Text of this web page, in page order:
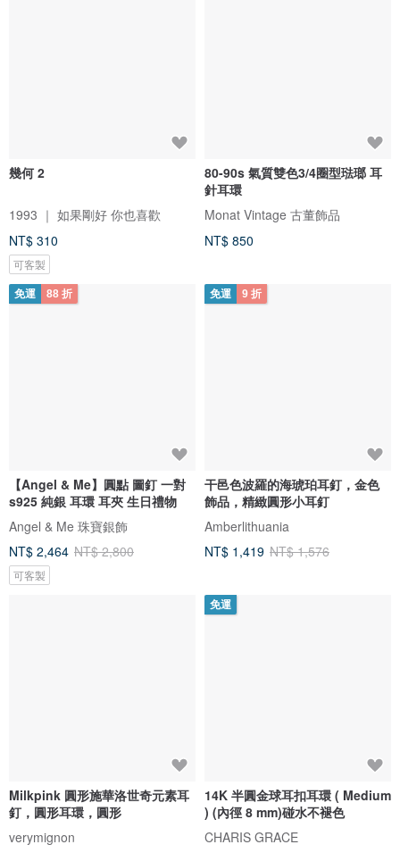
幾何 2
1993 ｜ 如果剛好 你也喜歡
NT$ 310
可客製
80-90s 氣質雙色3/4圈型琺瑯 耳
針耳環
Monat Vintage 古董飾品
NT$ 850
免運 88 折
【Angel & Me】圓點 圖釘 一對
s925 純銀 耳環 耳夾 生日禮物
Angel & Me 珠寶銀飾
NT$ 2,464 NT$ 2,800
可客製
免運 9 折
干邑色波羅的海琥珀耳釘，金色
飾品，精緻圓形小耳釘
Amberlithuania
NT$ 1,419 NT$ 1,576
Milkpink 圓形施華洛世奇元素耳
釘，圓形耳環，圓形
verymignon
免運
14K 半圓金球耳扣耳環 ( Medium
) (內徑 8 mm)碰水不褪色
CHARIS GRACE